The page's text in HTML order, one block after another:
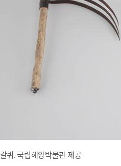
갈퀴. 국립해양박물관 제공